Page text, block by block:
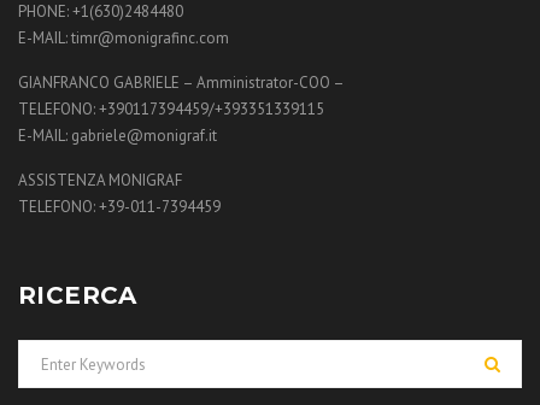
PHONE: +1(630)2484480
E-MAIL: timr@monigrafinc.com
GIANFRANCO GABRIELE – Amministrator-COO –
TELEFONO: +390117394459/+393351339115
E-MAIL: gabriele@monigraf.it
ASSISTENZA MONIGRAF
TELEFONO: +39-011-7394459
RICERCA